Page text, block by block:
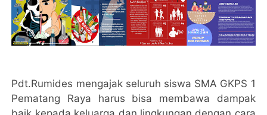
Pdt.Rumides mengajak seluruh siswa SMA GKPS 1
Pematang Raya harus bisa membawa dampak